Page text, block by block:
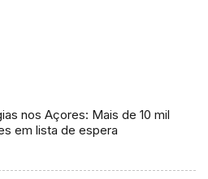
nos Açores: Mais de 10 mil
em lista de espera